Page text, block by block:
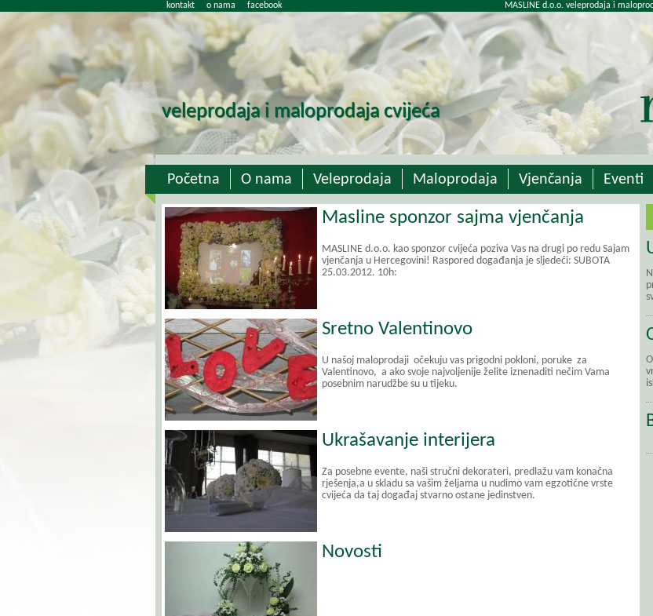
kontakt o nama facebook MASLINE d.o.o. veleprodaja i
veleprodaja i maloprodaja cvijeća
Početna O nama Veleprodaja Maloprodaja Vjenčanja Eventi
Masline sponzor sajma vjenčanja
MASLINE d.o.o. kao sponzor cvijeća poziva Vas na drugi po redu Sajam
vjenčanja u Hercegovini! Raspored događanja je sljedeći: SUBOTA
25.03.2012. 10h:
Sretno Valentinovo
U našoj maloprodaji očekuju vas prigodni pokloni, poruke za
Valentinovo, a ako svoje najvoljenije želite iznenaditi nečim Vama
posebnim narudžbe su u tijeku.
Ukrašavanje interijera
Za posebne evente, naši stručni dekorateri, predlažu vam konačna
rješenja,a u skladu sa vašim željama u nudimo vam egzotične vrste
cvijeća da taj događaj stvarno ostane jedinstven.
Novosti